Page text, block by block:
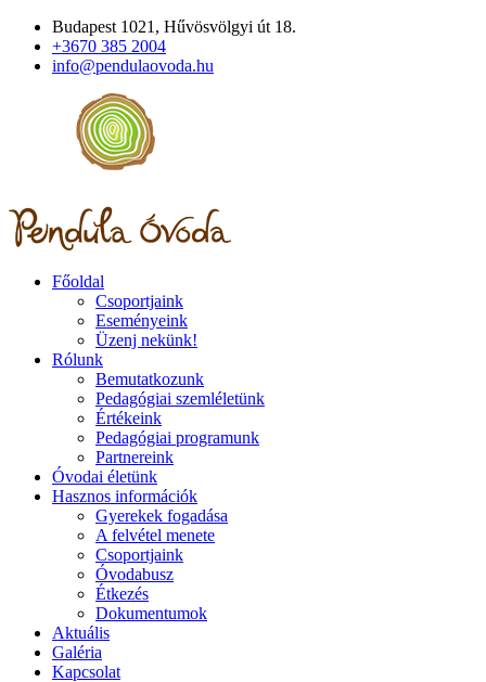
Budapest 1021, Hűvösvölgyi út 18.
+3670 385 2004
info@pendulaovoda.hu
Főoldal
Csoportjaink
Eseményeink
Üzenj nekünk!
Rólunk
Bemutatkozunk
Pedagógiai szemléletünk
Értékeink
Pedagógiai programunk
Partnereink
Óvodai életünk
Hasznos információk
Gyerekek fogadása
A felvétel menete
Csoportjaink
Óvodabusz
Étkezés
Dokumentumok
Aktuális
Galéria
Kapcsolat